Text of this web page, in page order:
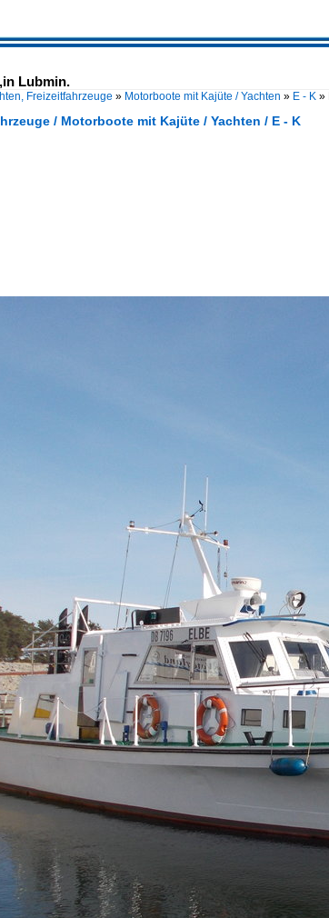
Lubmin.
Freizeitfahrzeuge » Motorboote mit Kajüte / Yachten » E - K »
/ Motorboote mit Kajüte / Yachten / E - K